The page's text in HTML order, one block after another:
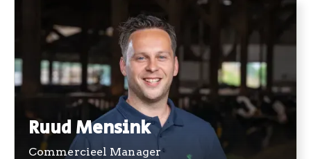
Ruud Mensink
Commercieel Manager